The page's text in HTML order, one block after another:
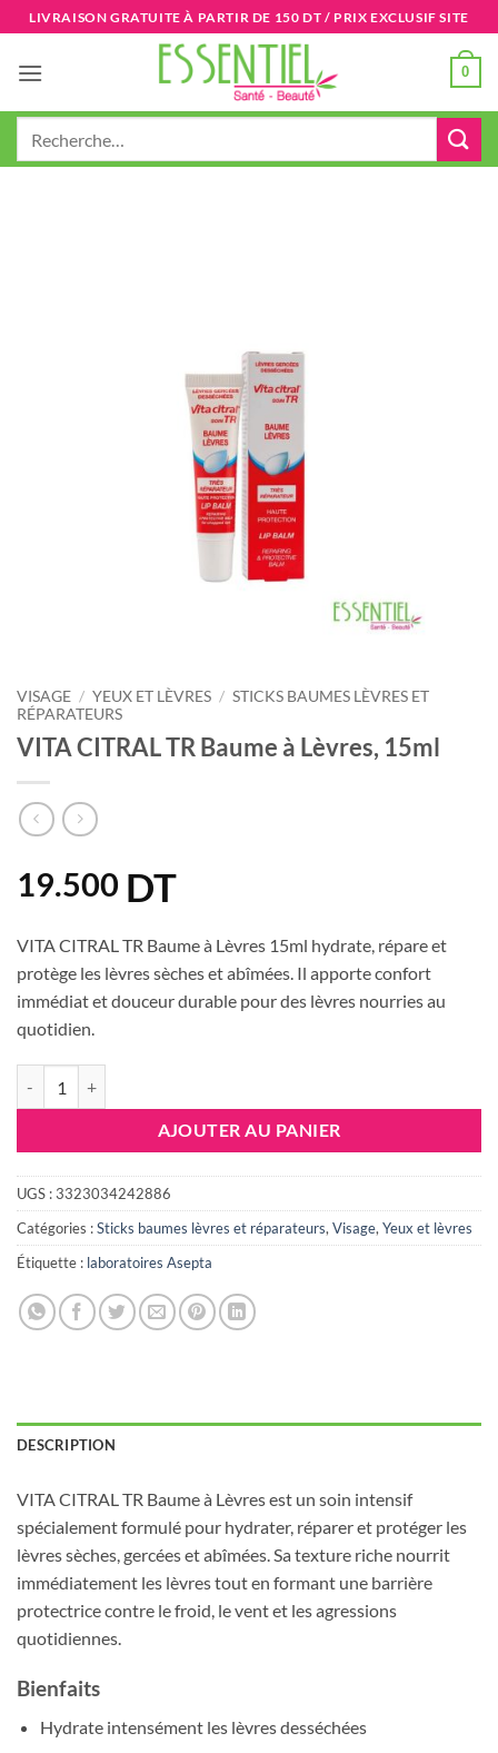
Passer
au
contenu
LIVRAISON GRATUITE À PARTIR DE 150 DT / PRIX EXCLUSIF SITE
0
VISAGE / YEUX ET LÈVRES / STICKS BAUMES LÈVRES ET
RÉPARATEURS
VITA CITRAL TR Baume à Lèvres, 15ml
19.500 DT
VITA CITRAL TR Baume à Lèvres 15ml hydrate, répare et
protège les lèvres sèches et abîmées. Il apporte confort
immédiat et douceur durable pour des lèvres nourries au
quotidien.
AJOUTER AU PANIER
UGS :3323034242886
Catégories :Sticks baumes lèvres et réparateurs,Visage,Yeux et lèvres
Étiquette : laboratoires Asepta
DESCRIPTION
VITA CITRAL TR Baume à Lèvres est un soin intensif
spécialement formulé pour hydrater, réparer et protéger les
lèvres sèches, gercées et abîmées. Sa texture riche nourrit
immédiatement les lèvres tout en formant une barrière
protectrice contre le froid, le vent et les agressions
quotidiennes.
Bienfaits
Hydrate intensément les lèvres desséchées